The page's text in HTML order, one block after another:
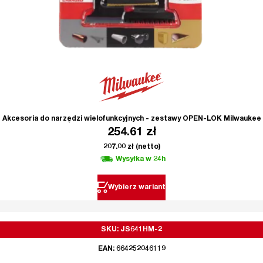
Akcesoria do narzędzi wielofunkcyjnych - zestawy OPEN-LOK Milwaukee
254.61 zł
207.00 zł(netto)
Wysyłka w 24h
Wybierz wariant
SKU: JS641HM-2
EAN: 664252046119